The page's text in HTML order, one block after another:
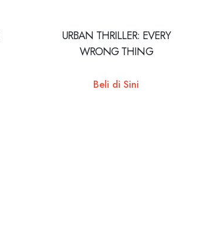
URBAN THRILLER: EVERY
WRONG THING
Beli di Sini